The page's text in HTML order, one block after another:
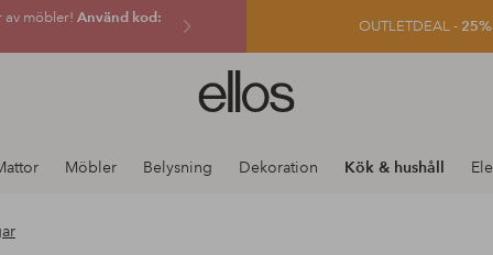
av möbler! Använd kod: OUTLETDEAL -
Ellos
logotyp
gå
Möbler Belysning Dekoration Kök & hushåll